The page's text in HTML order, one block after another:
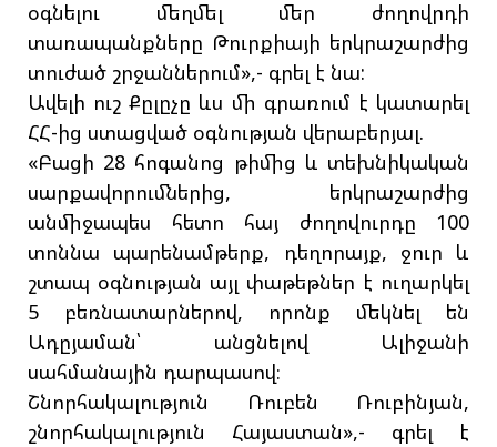
օգնելու մեղմել մեր ժողովրդի
տառապանքները Թուրքիայի երկրաշարժից
տուժած շրջաններում»,- գրել է նա:
Ավելի ուշ Քըլըչը ևս մի գրառում է կատարել
ՀՀ-ից ստացված օգնության վերաբերյալ.
«Բացի 28 հոգանոց թիմից և տեխնիկական
սարքավորումներից, երկրաշարժից
անմիջապես հետո հայ ժողովուրդը 100
տոննա պարենամթերք, դեղորայք, ջուր և
շտապ օգնության այլ փաթեթներ է ուղարկել
5 բեռնատարներով, որոնք մեկնել են
Ադըյաման՝ անցնելով Ալիջանի
սահմանային դարպասով։
Շնորհակալություն Ռուբեն Ռուբինյան,
շնորհակալություն Հայաստան»,- գրել է